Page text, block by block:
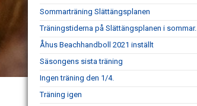
Sommarträning Slättängsplanen
Träningstiderna på Slättängsplanen i sommar.
Åhus Beachhandboll 2021 inställt
Säsongens sista träning
Ingen träning den 1/4.
Träning igen